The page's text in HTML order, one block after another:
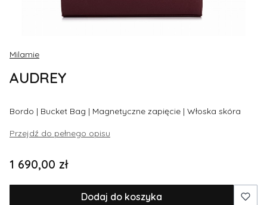
Milamie
AUDREY
Bordo | Bucket Bag | Magnetyczne zapięcie | Włoska skóra
Przejdź do pełnego opisu
Cena
1 690,00 zł
Dodaj do koszyka